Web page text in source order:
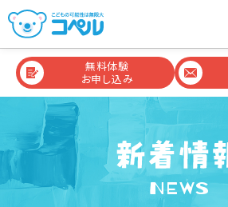
無料体験
お申し込み
NEWS